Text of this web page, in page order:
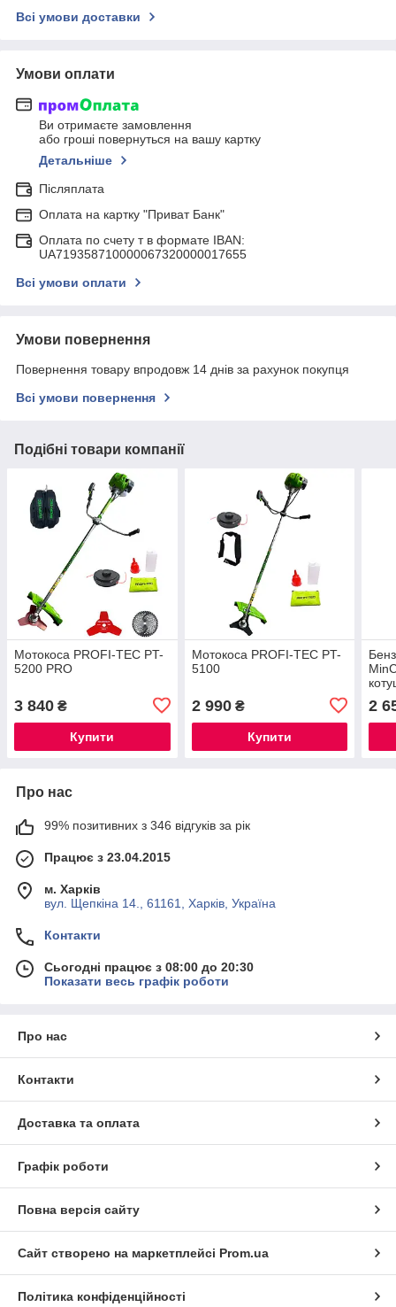
Всі умови доставки
Умови оплати
Ви отримаєте замовлення
або гроші повернуться на вашу картку
Детальніше
Післяплата
Оплата на картку "Приват Банк"
Оплата по счету т в формате IBAN:
UA719358710000067320000017655
Всі умови оплати
Умови повернення
Повернення товару впродовж 14 днів за рахунок покупця
Всі умови повернення
Подібні товари компанії
Мотокоса PROFI-TEC PT-
5200 PRO
3 840 ₴
Купити
Мотокоса PROFI-TEC PT-
5100
2 990₴
Купити
2
Про нас
99% позитивних з 346 відгуків за рік
Працює з 23.04.2015
м. Харків
вул. Щепкіна 14., 61161, Харків, Україна
Контакти
Сьогодні працює з 08:00 до 20:30
Показати весь графік роботи
Про нас
Контакти
Доставка та оплата
Графік роботи
Повна версія сайту
Сайт створено на маркетплейсі Prom.ua
Політика конфіденційності